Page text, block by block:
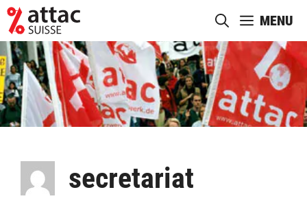
Aller
au
contenu
MENU
secretariat